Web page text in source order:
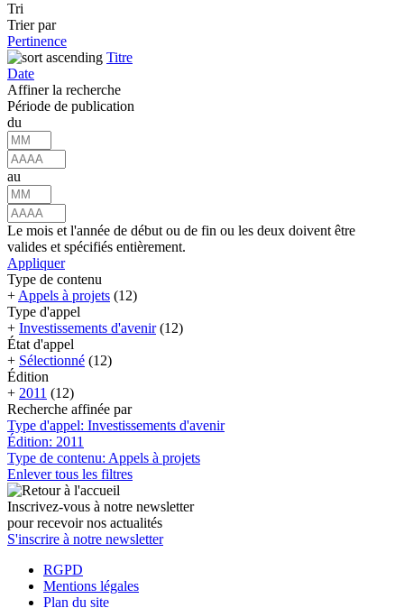
Tri
Trier par
Pertinence
Titre
Date
Affiner la recherche
Période de publication
du
au
Le mois et l'année de début ou de fin ou les deux doivent être
valides et spécifiés entièrement.
Appliquer
Type de contenu
+ Appels à projets (12)
Type d'appel
+ Investissements d'avenir (12)
État d'appel
+ Sélectionné (12)
Édition
+ 2011 (12)
Recherche affinée par
Type d'appel: Investissements d'avenir
Édition: 2011
Type de contenu: Appels à projets
Enlever tous les filtres
Inscrivez-vous à notre newsletter
pour recevoir nos actualités
S'inscrire à notre newsletter
RGPD
Mentions légales
Plan du site